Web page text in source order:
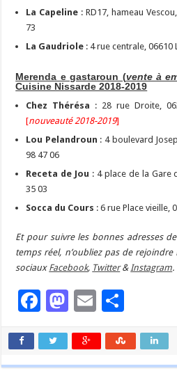
La Capeline : RD17, hameau
73
La Gaudriole : 4 rue centrale, 06610
Merenda e gastaroun (vente à
Cuisine Nissarde 2018-2019
Chez Thérésa : 28 rue Droite,
[nouveauté 2018-2019]
Lou Pelandroun : 4 boulevard
98 47 06
Receta de Jou : 4 place de la Gare
35 03
Socca du Cours : 6 rue Place vieille,
Et pour suivre les bonnes adresses
temps réel, n’oubliez pas de
sociaux Facebook, Twitter&Instagram.
Facebook
Mastodon
Email